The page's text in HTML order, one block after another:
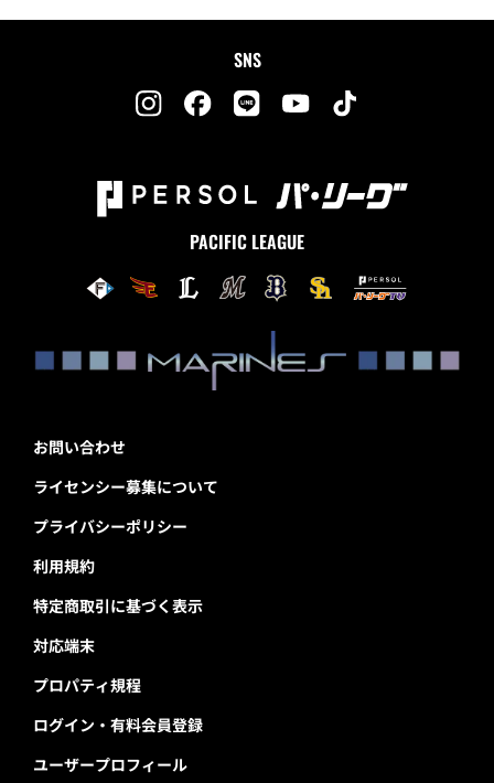
SNS
PACIFIC LEAGUE
お問い合わせ
ライセンシー募集について
プライバシーポリシー
利用規約
特定商取引に基づく表示
対応端末
プロパティ規程
ログイン・有料会員登録
ユーザープロフィール